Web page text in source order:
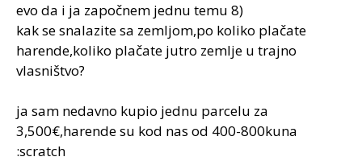
n
u
o
g
p
o
s
t
evo da i ja započnem jednu temu 8)
kak se snalazite sa zemljom,po koliko plačate
harende,koliko plačate jutro zemlje u trajno
vlasništvo?
ja sam nedavno kupio jednu parcelu za
3,500€,harende su kod nas od 400-800kuna
:scratch